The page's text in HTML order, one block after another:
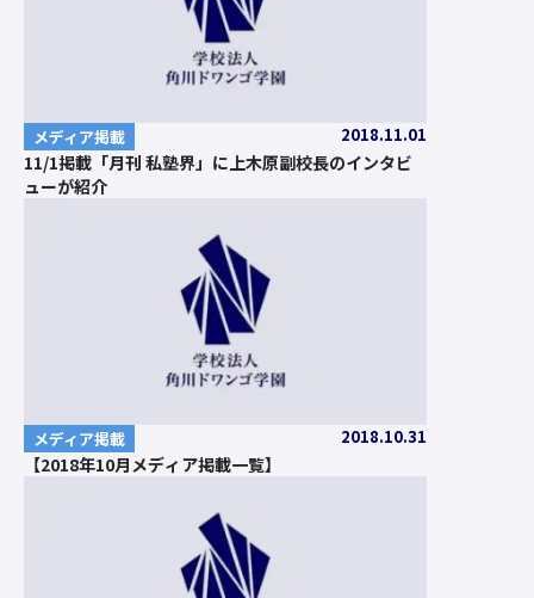
メディア掲載 2018.11.01
11/1掲載「月刊 私塾界」に上木原副校長のインタビ
ューが紹介
メディア掲載 2018.10.31
【2018年10月メディア掲載一覧】